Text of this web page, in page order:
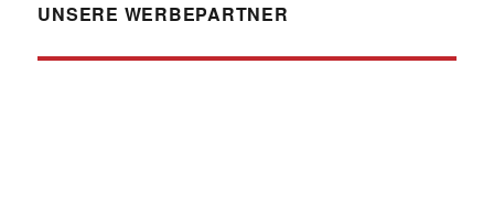
UNSERE WERBEPARTNER